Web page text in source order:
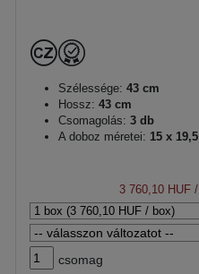
Szélessége: 43 cm
Hossz: 43 cm
Csomagolás: 3 db
A doboz méretei: 15 x
3 760,10 HUF
csomag